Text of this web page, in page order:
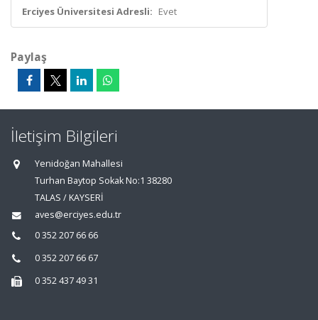
Erciyes Üniversitesi Adresli: Evet
Paylaş
İletişim Bilgileri
Yenidoğan Mahallesi
Turhan Baytop Sokak No:1 38280
TALAS / KAYSERİ
aves@erciyes.edu.tr
0 352 207 66 66
0 352 207 66 67
0 352 437 49 31